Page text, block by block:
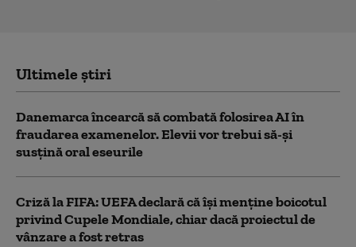
Ultimele știri
Danemarca încearcă să combată folosirea AI în
fraudarea examenelor. Elevii vor trebui să-şi
susţină oral eseurile
Criză la FIFA: UEFA declară că îşi menţine boicotul
privind Cupele Mondiale, chiar dacă proiectul de
vânzare a fost retras